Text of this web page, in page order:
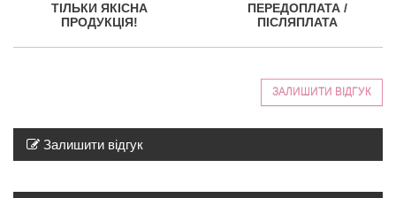
ТІЛЬКИ ЯКІСНА
ПРОДУКЦІЯ!
ПЕРЕДОПЛАТА /
ПІСЛЯПЛАТА
ЗАЛИШИТИ ВІДГУК
Залишити відгук